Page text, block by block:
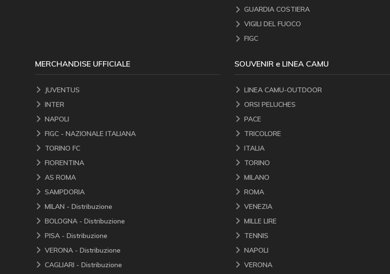
GUARDIA COSTIERA
VIGILI DEL FUOCO
FIGC
MERCHANDISE UFFICIALE
JUVENTUS
INTER
NAPOLI
FIGC - NAZIONALE ITALIANA
TORINO FC
FIORENTINA
AS ROMA
SAMPDORIA
MILAN - Distribuzione
BOLOGNA - Distribuzione
PISA - Distribuzione
VERONA - Distribuzione
CAGLIARI - Distribuzione
SOUVENIR e LINEA CAMU
LINEA CAMU-OUTDOOR
ORSI PELUCHES
PACE
TRICOLORE
ITALIA
TORINO
MILANO
ROMA
VENEZIA
MILLE LIRE
TENNIS
NAPOLI
VERONA